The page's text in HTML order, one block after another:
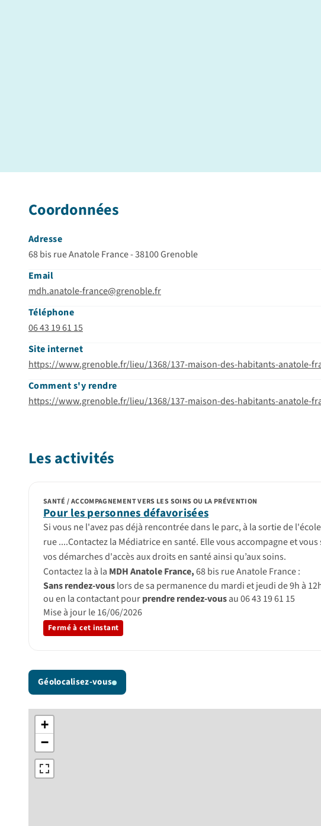
Coordonnées
Adresse
68 bis rue Anatole France - 38100 Grenoble
Email
mdh.anatole-france@grenoble.fr
Téléphone
06 43 19 61 15
Site internet
https://www.grenoble.fr/lieu/1368/137-maison-des-habitants-anatole-
Comment s'y rendre
https://www.grenoble.fr/lieu/1368/137-maison-des-habitants-anatole-
Les activités
Pour les personnes défavorisées
SANTÉ / ACCOMPAGNEMENT VERS LES SOINS OU LA PRÉVENTION
Si vous ne l'avez pas déjà rencontrée dans le parc, à la sortie de
rue ....Contactez la Médiatrice en santé. Elle vous accompagne et
vos démarches d'accès aux droits en santé ainsi qu’aux soins.
Contactez la à la MDH Anatole France,68 bis rue Anatole France :
Sans rendez-vouslors de sa permanence du mardi et jeudi de 9h à
ou en la contactant pourprendre rendez-vousau 06 43 19 61 15
Mise à jour le 16/06/2026
Fermé à cet instant
Géolocalisez-vous
+
−